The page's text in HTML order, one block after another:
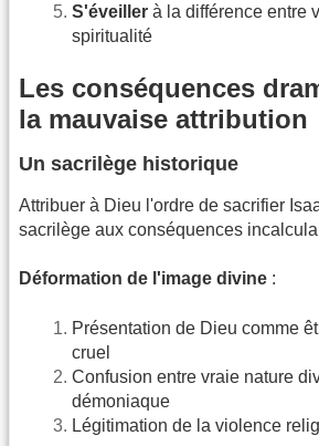
S'éveiller à la différence entre
spiritualité
Les conséquences
la mauvaise attribution
Un sacrilège historique
Attribuer à Dieu l'ordre de sacrifier
sacrilège aux conséquences
Déformation de l'image divine :
Présentation de Dieu comme
cruel
Confusion entre vraie nature
démoniaque
Légitimation de la violence